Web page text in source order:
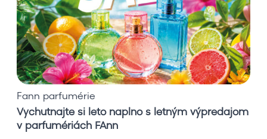
a
j
t
e
s
l
e
t
Fann parfumérie
Vychutnajte si leto naplno s letným výpredajom
v parfumériách FAnn